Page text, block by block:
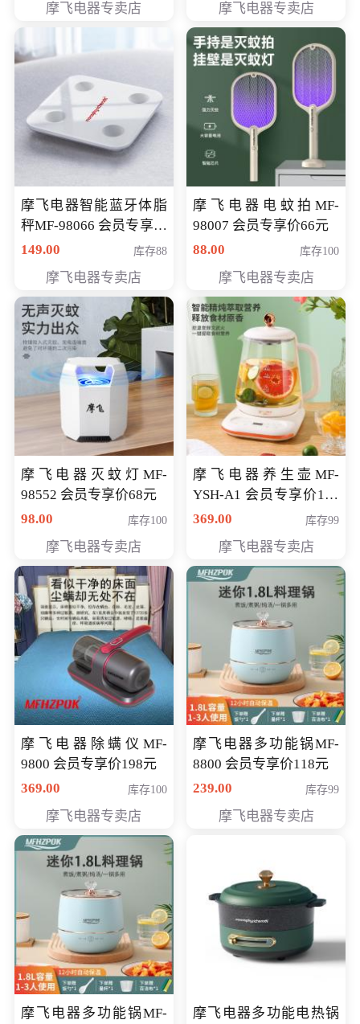
摩飞电器专卖店 摩飞电器专卖店
摩飞电器智能蓝牙体脂
秤MF-98066 会员专享价
98元
149.00 库存88
摩飞电器专卖店
摩飞电器电蚊拍MF-
98007 会员专享价66元
88.00
库存100
摩飞电器专卖店
摩飞电器灭蚊灯MF-
98552 会员专享价68元
98.00
库存100
摩飞电器专卖店
摩飞电器养生壶MF-
YSH-A1 会员专享价198
元
369.00 库存99
摩飞电器专卖店
摩飞电器除螨仪MF-
9800 会员专享价198元
369.00
库存100
摩飞电器专卖店
摩飞电器多功能锅MF-
8800 会员专享价118元
239.00
库存99
摩飞电器专卖店
摩飞电器多功能锅MF-
摩飞电器多功能电热锅